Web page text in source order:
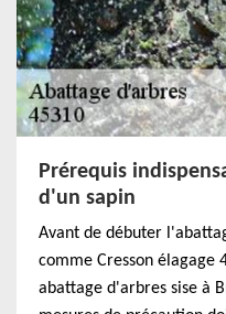
Prérequis
d'un sapin
Avant de débuter
comme Cresson élagage
abattage d'arbres sise à